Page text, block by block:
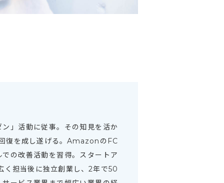
」活動に従事。その知見を活か
復を成し遂げる。AmazonのFC
の改善活動を習得。スタートア
く担当後に独立創業し、2年で50